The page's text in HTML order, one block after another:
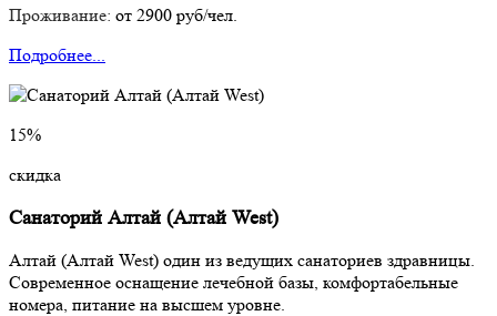
Проживание: от 2900 руб/чел.
Подробнее...
15%
скидка
Санаторий Алтай (Алтай West)
Алтай (Алтай West) один из ведущих санаториев здравницы.
Современное оснащение лечебной базы, комфортабельные
номера, питание на высшем уровне.